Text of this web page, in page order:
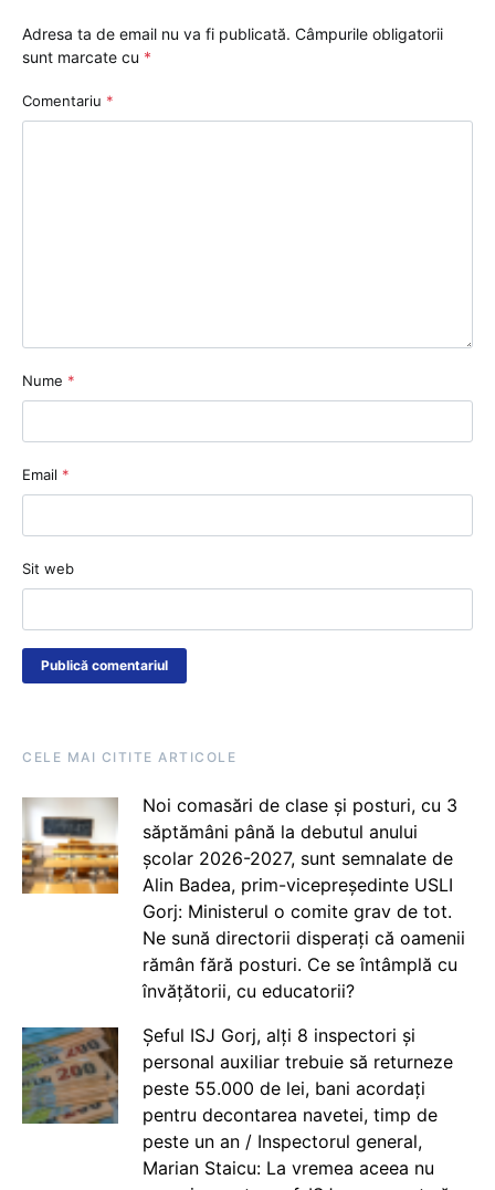
Adresa ta de email nu va fi publicată. Câmpurile obligatorii
sunt marcate cu *
Comentariu *
Nume *
Email *
Sit web
CELE MAI CITITE ARTICOLE
Noi comasări de clase și posturi, cu 3
săptămâni până la debutul anului
școlar 2026-2027, sunt semnalate de
Alin Badea, prim-vicepreședinte USLI
Gorj: Ministerul o comite grav de tot.
Ne sună directorii disperați că oamenii
rămân fără posturi. Ce se întâmplă cu
învățătorii, cu educatorii?
Șeful ISJ Gorj, alți 8 inspectori și
personal auxiliar trebuie să returneze
peste 55.000 de lei, bani acordați
pentru decontarea navetei, timp de
peste un an / Inspectorul general,
Marian Staicu: La vremea aceea nu